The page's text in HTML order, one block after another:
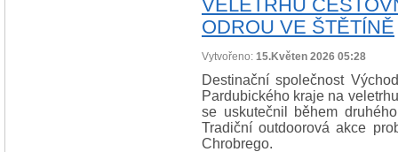
VELETRHU
ODROU VE ŠTĚTÍNĚ
Vytvořeno: 15.Květen 2026 05:28
Destinační společnost
Pardubického kraje na
se uskutečnil během
Tradiční outdoorová akce
Chrobrego.